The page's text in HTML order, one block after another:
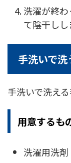
洗濯が終
て陰干しし
手洗いで
手洗いで洗え
用意するも
洗濯用洗剤